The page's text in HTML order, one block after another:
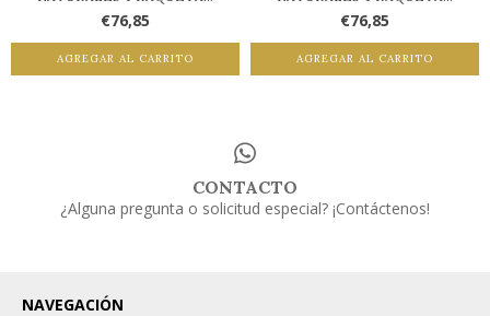
€76,85
AGREGAR AL CARRITO
€76,85
AGREGAR AL CARRITO
CONTACTO
¿Alguna pregunta o solicitud especial? ¡Contáctenos!
NAVEGACIÓN